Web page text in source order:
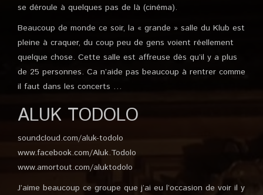
se déroule à quelques pas de là (cinéma).
Beaucoup de monde ce soir, la « grande » salle du Klub est
pleine à craquer, du coup peu de gens voient réellement
quelque chose. Cette salle est affreuse dès qu’il y a plus
de 25 personnes. Ca n’aide pas beaucoup à rentrer comme
il faut dans les concerts …
ALUK TODOLO
soundcloud.com/aluk-todolo
www.facebook.com/Aluk.Todolo
www.amortout.com/aluktodolo
J’aime beaucoup ce groupe que j’ai eu l’occasion de voir il y